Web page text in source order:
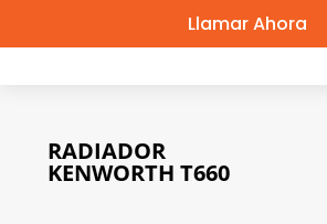
Llamar Ahora
RADIADOR
KENWORTH T660